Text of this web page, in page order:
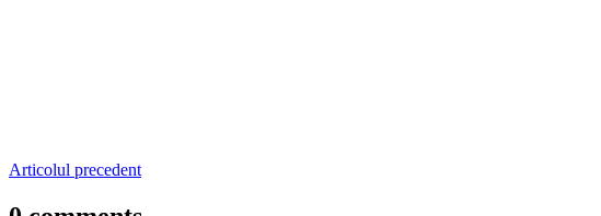
Articolul precedent